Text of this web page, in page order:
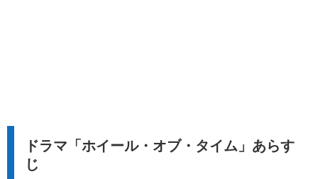
ドラマ「ホイール・オブ・タイム」あらす
じ